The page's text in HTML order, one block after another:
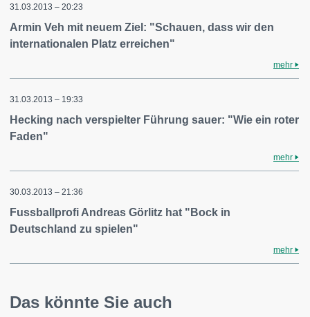
31.03.2013 – 20:23
Armin Veh mit neuem Ziel: "Schauen, dass wir den
internationalen Platz erreichen"
mehr
31.03.2013 – 19:33
Hecking nach verspielter Führung sauer: "Wie ein roter
Faden"
mehr
30.03.2013 – 21:36
Fussballprofi Andreas Görlitz hat "Bock in
Deutschland zu spielen"
mehr
Das könnte Sie auch